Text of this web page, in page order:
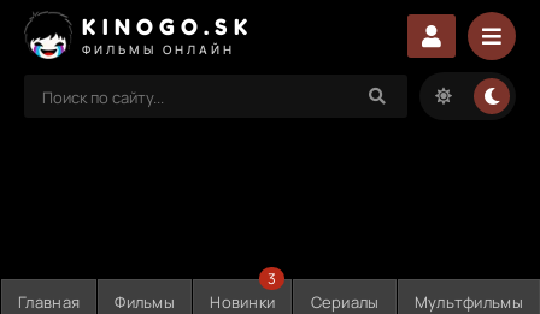
KINOGO.SK
ФИЛЬМЫ ОНЛАЙН
Главная Фильмы Новинки
3
Сериалы Мультфильмы